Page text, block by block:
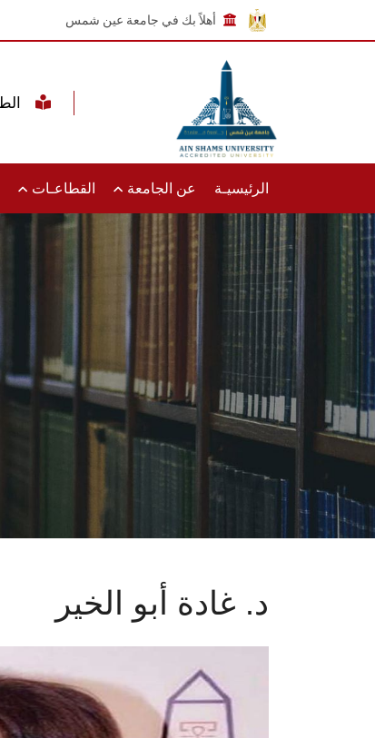
أهلاً بك في جامعة عين شمس
الرئيسيـة عن الجامعة القطاعـات
د. غادة أبو الخير